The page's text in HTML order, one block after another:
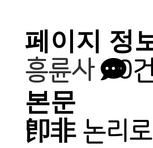
페이지 정
흥륜사 0건
본문
卽非 논리